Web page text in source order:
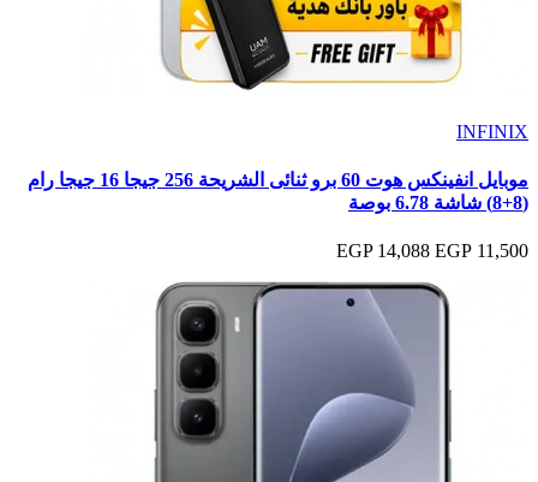
INFINIX
موبايل انفينكس هوت 60 برو ثنائى الشريحة 256 جيجا 16 جيجا رام
(8+8) شاشة 6.78 بوصة
11,500 EGP
14,088 EGP